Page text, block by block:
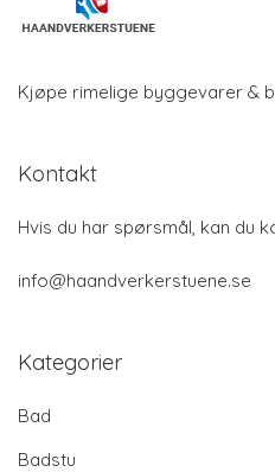
Kjøpe rimelige byggevarer &
Kontakt
Hvis du har spørsmål, kan du
info@haandverkerstuene.se
Kategorier
Bad
Badstu